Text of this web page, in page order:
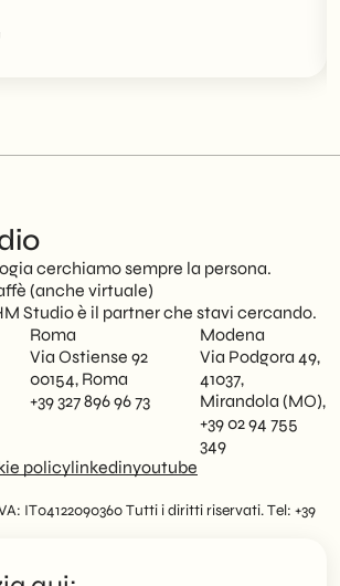
cerchiamo sempre la persona.
(anche virtuale)
Studio è il partner che stavi cercando.
Roma
Via Ostiense 92
00154, Roma
+39 327 896 96 73
Modena
Via Podgora 49,
41037,
Mirandola (MO),
+39 02 94 755
349
policylinkedinyoutube
IT04122090360 Tutti i diritti riservati. Tel: +39